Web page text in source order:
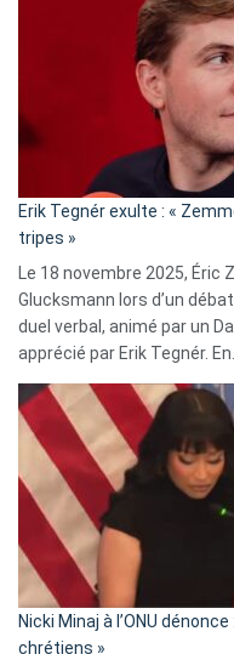
Erik Tegnér exulte : «
tripes »
Le 18 novembre 2025, Éric
Glucksmann lors d’un
duel verbal, animé par un
apprécié par Erik Tegnér.
Nicki Minaj à l’ONU
chrétiens »